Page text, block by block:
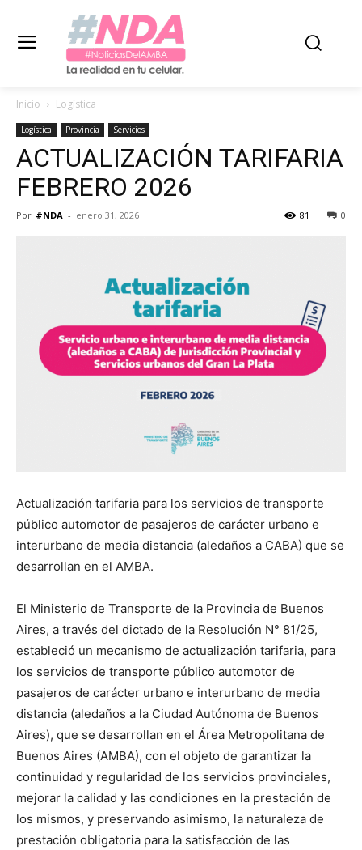
Inicio Logística
Logística Provincia Servicios
ACTUALIZACIÓN TARIFARIA
FEBRERO 2026
Por #NDA - enero 31, 2026 0
81
Actualización tarifaria para los servicios de transporte
público automotor de pasajeros de carácter urbano e
interurbano de media distancia (aledaños a CABA) que se
desarrollan en el AMBA.
El Ministerio de Transporte de la Provincia de Buenos
Aires, a través del dictado de la Resolución N° 81/25,
estableció un mecanismo de actualización tarifaria, para
los servicios de transporte público automotor de
pasajeros de carácter urbano e interurbano de media
distancia (aledaños a la Ciudad Autónoma de Buenos
Aires), que se desarrollan en el Área Metropolitana de
Buenos Aires (AMBA), con el objeto de garantizar la
continuidad y regularidad de los servicios provinciales,
mejorar la calidad y las condiciones en la prestación de
los mismos, y preservando asimismo, la naturaleza de
prestación obligatoria para la satisfacción de las